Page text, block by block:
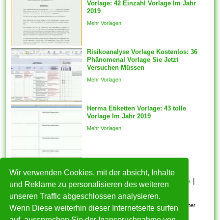
Wir verwenden Cookies, mit der absicht, Inhalte
und Reklame zu personalisieren des weiteren
unseren Traffic abgeschlossen analysieren.
Wenn Diese weiterhin dieser Internetseite surfen
Volumens irgendeinen
erheblichen Rabatt erhält.
Vergessen Sie in keiner weise,
Ihren Briefkopf via großartiges
Tool für Markenwerbung
schick darüber hinaus attraktiv
zu...
Vorlage: 42 Einzahl Vorlage Im Jahr
2019
Mehr Vorlagen
Risikoanalyse Vorlage Kostenlos: 36
Phänomenal Vorlage Sie Jetzt
Versuchen Müssen
Mehr Vorlagen
Herma Etiketten Vorlage: 43 tolle
Vorlage Im Jahr 2019
Mehr Vorlagen
HOME Datenschutzerklärung |Cookie Politik |
Copyright
Nutzungsbedingungen
Alle eingereichten Inhalte bleiben dem ursprünglichen Copyright-Inhaber
urheberrechtlich geschützt. Bitte beachten Sie: Bilder sind für den